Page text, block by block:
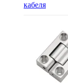
кабеля